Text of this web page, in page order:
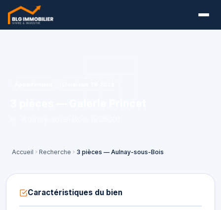
Accueil Recherche 3 pièces — Aulnay-sous-Bois
Caractéristiques du bien